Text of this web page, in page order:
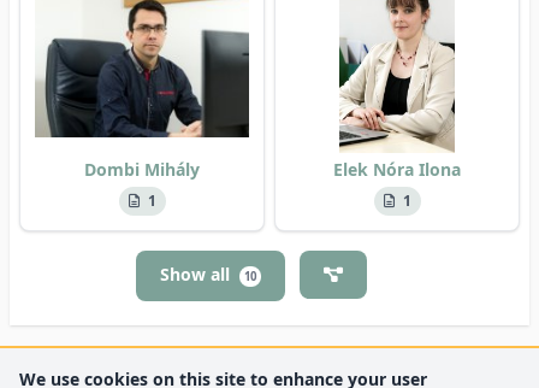
Dombi Mihály
1
Elek Nóra Ilona
1
Show all 10
We use cookies on this site to enhance your user